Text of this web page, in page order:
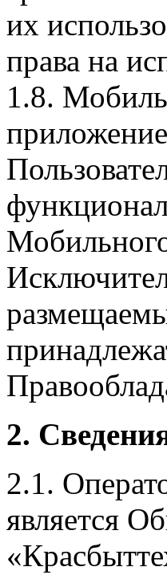
их
права на
1.8.
2.
2.1.
является